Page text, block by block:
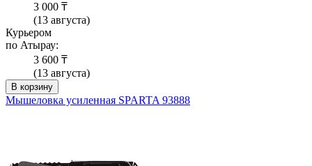
3 000 ₸
(13 августа)
Курьером
по Атырау:
3 600 ₸
(13 августа)
В корзину
Мышеловка усиленная SPARTA 93888